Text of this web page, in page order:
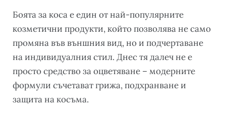
Боята за коса е един от най-популярните
козметични продукти, който позволява не само
промяна във външния вид, но и подчертаване
на индивидуалния стил. Днес тя далеч не е
просто средство за оцветяване – модерните
формули съчетават грижа, подхранване и
защита на косъма.